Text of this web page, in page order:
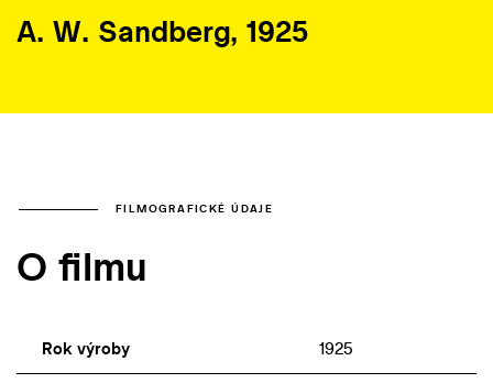
A. W. Sandberg, 1925
FILMOGRAFICKÉ ÚDAJE
O filmu
Rok výroby 1925